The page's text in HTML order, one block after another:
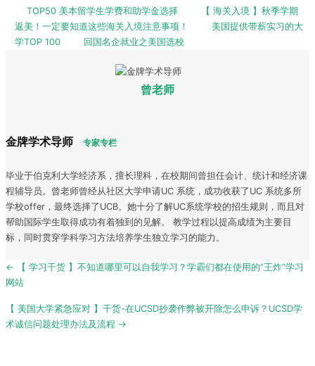
TOP50 美本留学生学费和助学金选择
【 海关入境 】秋季学期
返美！一定要知道这些海关入境注意事项！
美国提供带薪实习的大
学TOP 100
回国名企就业之美国选校
曾老师
金牌学术导师 专家专栏
毕业于伯克利大学经济系，擅长理科，在校期间曾担任会计、统计和经济课
程辅导员。曾老师曾经从社区大学申请UC 系统，成功收获了UC 系统多所
学校offer，最终选择了UCB。她十分了解UC系统学校的招生规则，而且对
帮助国际学生取得成功有着独到的见解。 教学过程以提高成绩为主要目
标，同时贯穿学科学习方法培养学生独立学习的能力。
Post
navigation
← 【 学习干货 】不知道哪里可以自我学习？学霸们都在使用的“王炸”学习
网站
【 美国大学紧急应对 】干货-在UCSD抄袭作弊被开除怎么申诉？UCSD学
术诚信问题处理办法及流程 →